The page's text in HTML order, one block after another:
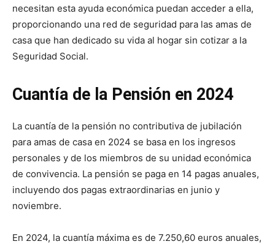
necesitan esta ayuda económica puedan acceder a ella,
proporcionando una red de seguridad para las amas de
casa que han dedicado su vida al hogar sin cotizar a la
Seguridad Social.
Cuantía de la Pensión en 2024
La cuantía de la pensión no contributiva de jubilación
para amas de casa en 2024 se basa en los ingresos
personales y de los miembros de su unidad económica
de convivencia. La pensión se paga en 14 pagas anuales,
incluyendo dos pagas extraordinarias en junio y
noviembre.
En 2024, la cuantía máxima es de 7.250,60 euros anuales,